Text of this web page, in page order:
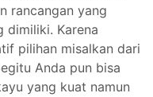
rancangan yang
dimiliki. Karena
pilihan misalkan dari
Anda pun bisa
yang kuat namun